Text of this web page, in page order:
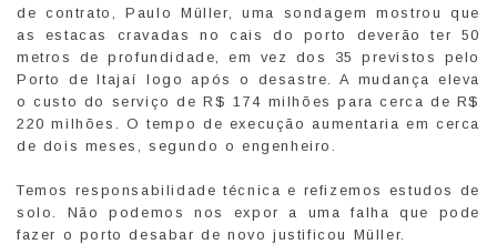
de contrato, Paulo Müller, uma sondagem mostrou que
as estacas cravadas no cais do porto deverão ter 50
metros de profundidade, em vez dos 35 previstos pelo
Porto de Itajaí logo após o desastre. A mudança eleva
o custo do serviço de R$ 174 milhões para cerca de R$
220 milhões. O tempo de execução aumentaria em cerca
de dois meses, segundo o engenheiro.
Temos responsabilidade técnica e refizemos estudos de
solo. Não podemos nos expor a uma falha que pode
fazer o porto desabar de novo justificou Müller.